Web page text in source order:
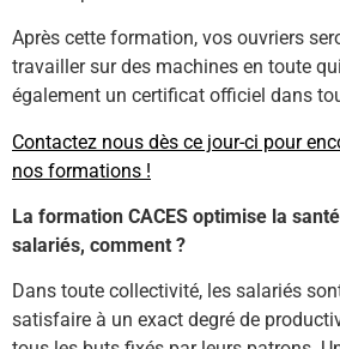
Après cette formation, vos ouvriers
travailler sur des machines en toute
également un certificat officiel dans
Contactez nous dès ce jour-ci pour
nos formations !
La formation CACES optimise la
salariés, comment ?
Dans toute collectivité, les salariés
satisfaire à un exact degré de